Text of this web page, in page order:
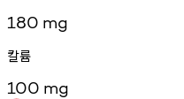
180 mg
칼륨
100 mg